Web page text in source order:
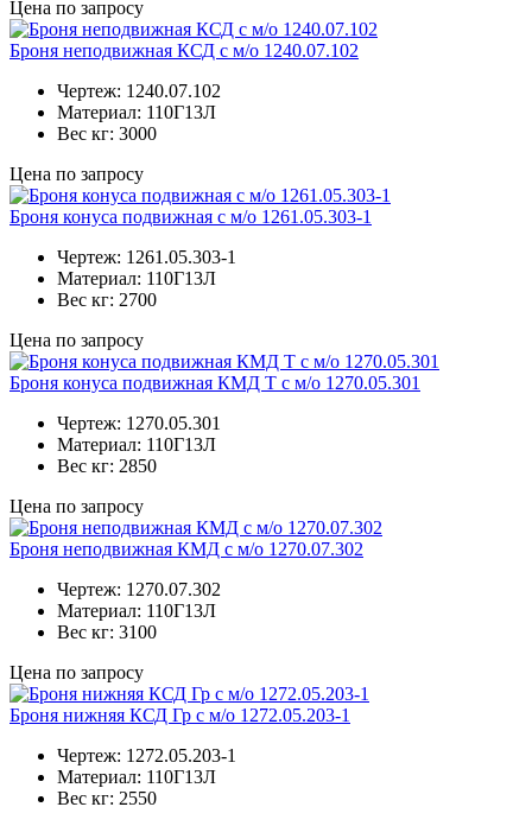
Цена по запросу
Броня неподвижная КСД с м/о 1240.07.102
Чертеж: 1240.07.102
Материал: 110Г13Л
Вес кг: 3000
Цена по запросу
Броня конуса подвижная с м/о 1261.05.303-1
Чертеж: 1261.05.303-1
Материал: 110Г13Л
Вес кг: 2700
Цена по запросу
Броня конуса подвижная КМД Т с м/о 1270.05.301
Чертеж: 1270.05.301
Материал: 110Г13Л
Вес кг: 2850
Цена по запросу
Броня неподвижная КМД с м/о 1270.07.302
Чертеж: 1270.07.302
Материал: 110Г13Л
Вес кг: 3100
Цена по запросу
Броня нижняя КСД Гр с м/о 1272.05.203-1
Чертеж: 1272.05.203-1
Материал: 110Г13Л
Вес кг: 2550